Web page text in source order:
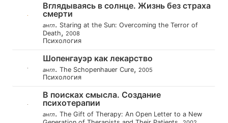
Вглядываясь в солнце. Жизнь без страха
смерти
англ. Staring at the Sun: Overcoming the Terror of
Death, 2008
Психология
Шопенгауэр как лекарство
англ. The Schopenhauer Cure, 2005
Психология
В поисках смысла. Создание
психотерапии
англ. The Gift of Therapy: An Open Letter to a New